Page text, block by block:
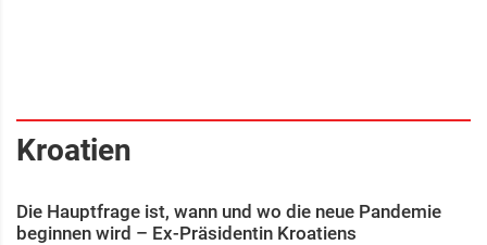
Kroatien
Die Hauptfrage ist, wann und wo die neue Pandemie
beginnen wird – Ex-Präsidentin Kroatiens